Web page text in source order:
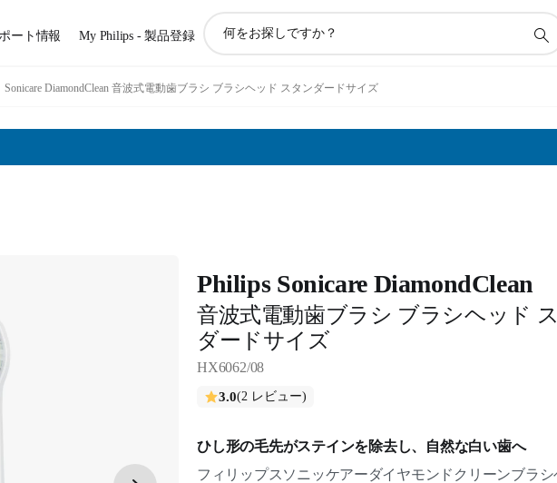
ート情報 My Philips - 製品登録
Sonicare DiamondClean 音波式電動歯ブラシ ブラシヘッド スタンダードサイズ
Philips Sonicare DiamondClean
音波式電動歯ブラシ ブラシヘッド
ダードサイズ
HX6062/08
3.0(2 レビュー)
ひし形の毛先がステインを除去し、自然な白い歯へ
フィリップスソニッケアーダイヤモンドクリーンブラシ